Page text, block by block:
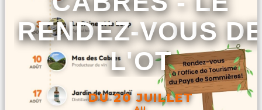
RENDEZ-VOUS
L'OT
DU 20 JUILLET